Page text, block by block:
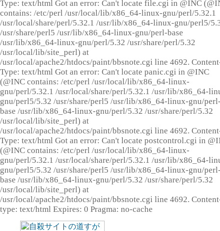
Type: text/html Got an error: Can't locate file.cgi in @INC
contains: /etc/perl /usr/local/lib/x86_64-linux-gnu/perl/5.32.1
/usr/local/share/perl/5.32.1 /usr/lib/x86_64-linux-gnu/perl5/
/usr/share/perl5 /usr/lib/x86_64-linux-gnu/perl-base
/usr/lib/x86_64-linux-gnu/perl/5.32 /usr/share/perl/5.32
/usr/local/lib/site_perl) at
/usr/local/apache2/htdocs/paint/bbsnote.cgi line 4692.
Type: text/html Got an error: Can't locate panic.cgi in @INC
(@INC contains: /etc/perl /usr/local/lib/x86_64-linux-
gnu/perl/5.32.1 /usr/local/share/perl/5.32.1 /usr/lib/x86_64-
gnu/perl5/5.32 /usr/share/perl5 /usr/lib/x86_64-linux-gnu/
base /usr/lib/x86_64-linux-gnu/perl/5.32 /usr/share/perl/5.32
/usr/local/lib/site_perl) at
/usr/local/apache2/htdocs/paint/bbsnote.cgi line 4692.
Type: text/html Got an error: Can't locate postcontrol.cgi in
(@INC contains: /etc/perl /usr/local/lib/x86_64-linux-
gnu/perl/5.32.1 /usr/local/share/perl/5.32.1 /usr/lib/x86_64-
gnu/perl5/5.32 /usr/share/perl5 /usr/lib/x86_64-linux-gnu/
base /usr/lib/x86_64-linux-gnu/perl/5.32 /usr/share/perl/5.32
/usr/local/lib/site_perl) at
/usr/local/apache2/htdocs/paint/bbsnote.cgi line 4692.
type: text/html Expires: 0 Pragma: no-cache